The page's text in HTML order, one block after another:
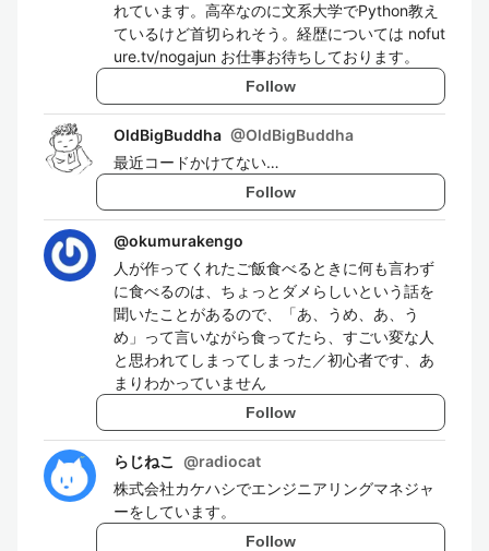
れています。高卒なのに文系大学でPython教え
ているけど首切られそう。経歴については nofut
ure.tv/nogajun お仕事お待ちしております。
Follow
OldBigBuddha @OldBigBuddha
最近コードかけてない…
Follow
@okumurakengo
人が作ってくれたご飯食べるときに何も言わず
に食べるのは、ちょっとダメらしいという話を
聞いたことがあるので、「あ、うめ、あ、う
め」って言いながら食ってたら、すごい変な人
と思われてしまってしまった／初心者です、あ
まりわかっていません
Follow
らじねこ @radiocat
株式会社カケハシでエンジニアリングマネジャ
ーをしています。
Follow